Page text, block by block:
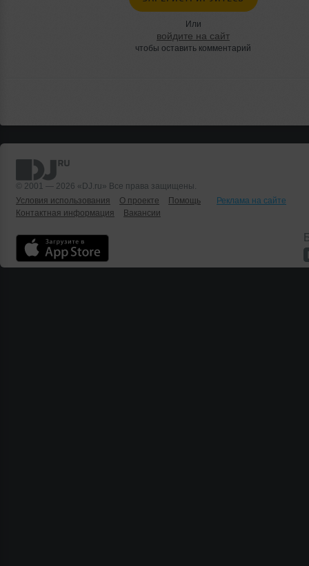
Или
войдите на сайт
чтобы оставить комментарий
© 2001 — 2026 «DJ.ru» Все права защищены.
Условия использования
О проекте Помощь
Реклама на сайте
Контактная информация
Вакансии